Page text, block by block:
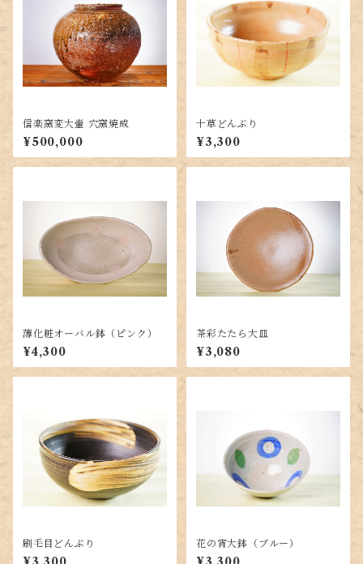
信楽窯変大壷 穴窯焼成
¥500,000
十草どんぶり
¥3,300
薄化粧オーバル鉢（ピンク）
¥4,300
茶彩たたら大皿
¥3,080
刷毛目どんぶり 花の宵大鉢（ブルー）